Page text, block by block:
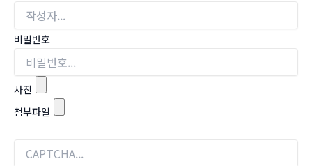
비밀번호
사진
첨부파일